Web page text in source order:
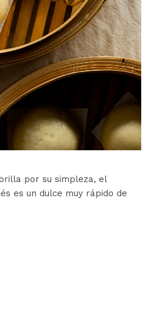
por su simpleza, el
es un dulce muy rápido de